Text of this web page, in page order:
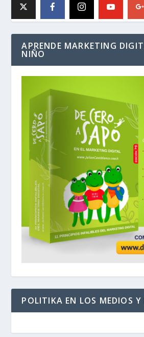
APRENDE MARKETING
NIÑO
POLITIKA EN LOS MEDIOS Y